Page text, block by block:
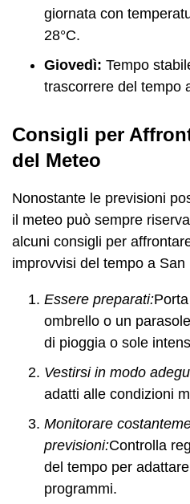
giornata con
28°C.
Giovedì: Tempo
trascorrere del tempo
Consigli per
del Meteo
Nonostante le previsioni
il meteo può sempre
alcuni consigli per
improvvisi del tempo a San
Essere preparati:
ombrello o un
di pioggia o sole
Vestirsi in modo
adatti alle condizioni
Monitorare
previsioni:Controlla
del tempo per
programmi.